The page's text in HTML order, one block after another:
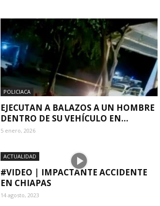
POLICIACA
EJECUTAN A BALAZOS A UN HOMBRE
DENTRO DE SU VEHÍCULO EN...
5 enero, 2026
ACTUALIDAD
#VIDEO | IMPACTANTE ACCIDENTE
EN CHIAPAS
14 agosto, 2023